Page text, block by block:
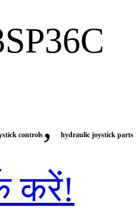
controls , hydraulic joystick parts
करें!